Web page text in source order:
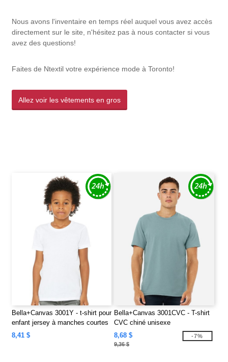
Nous avons l'inventaire en temps réel auquel vous avez accès
directement sur le site, n'hésitez pas à nous contacter si vous
avez des questions!
Faites de Ntextil votre expérience mode à Toronto!
Allez voir les vêtements en gros
Bella+Canvas 3001Y - t-shirt pour
enfant jersey à manches courtes
8,41 $
Bella+Canvas 3001CVC - T-shirt
CVC chiné unisexe
8,68 $
9,36 $
-7%